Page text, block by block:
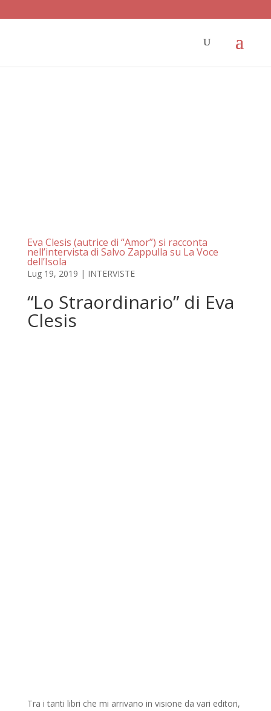
Eva Clesis (autrice di “Amor”) si racconta
nell’intervista di Salvo Zappulla su La Voce
dell’Isola
Lug 19, 2019 | INTERVISTE
“Lo Straordinario” di Eva
Clesis
Tra i tanti libri che mi arrivano in visione da vari editori,